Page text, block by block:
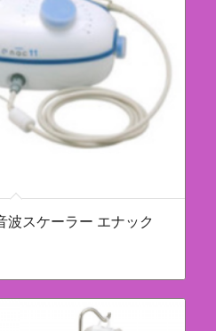
波スケーラー エナック